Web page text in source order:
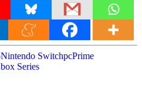
Nintendo SwitchpcPrime
Series